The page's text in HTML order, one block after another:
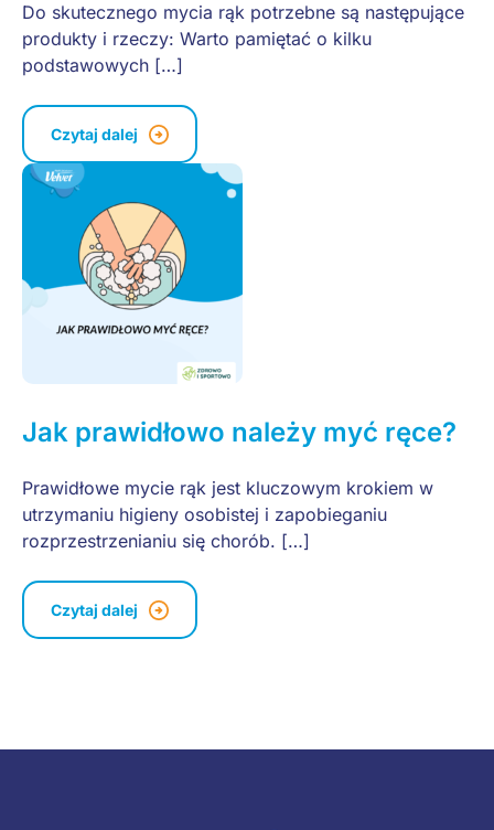
Do skutecznego mycia rąk potrzebne są następujące
produkty i rzeczy: Warto pamiętać o kilku
podstawowych […]
Czytaj dalej
Jak prawidłowo należy myć ręce?
Prawidłowe mycie rąk jest kluczowym krokiem w
utrzymaniu higieny osobistej i zapobieganiu
rozprzestrzenianiu się chorób. […]
Czytaj dalej